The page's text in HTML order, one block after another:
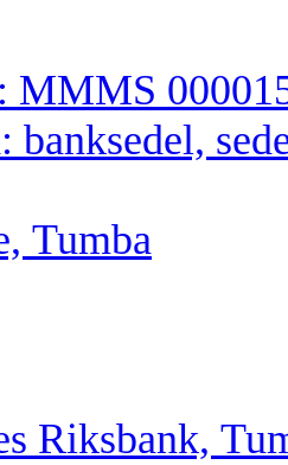
MMMS
banksedel,
Tumba
Riksbank,